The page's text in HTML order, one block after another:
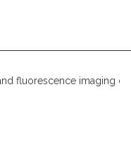
fluorescence imaging